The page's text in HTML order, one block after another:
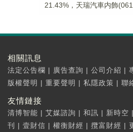
21.43%，天瑞汽車内飾
相關訊息
法定公告欄 | 廣告查詢 | 公司介紹 |
版權聲明 | 重要聲明 | 私隱政策 | 聯
友情鏈接
清博智能 | 艾媒諮詢 | 和訊 | 新時空 |
刊
| 壹財信 | 權衡財經 | 攬富財經 |